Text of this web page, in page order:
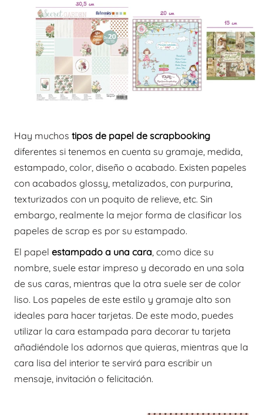
Hay muchos tipos de papel de scrapbooking
diferentes si tenemos en cuenta su gramaje, medida,
estampado, color, diseño o acabado. Existen papeles
con acabados glossy, metalizados, con purpurina,
texturizados con un poquito de relieve, etc. Sin
embargo, realmente la mejor forma de clasificar los
papeles de scrap es por su estampado.
El papel estampado a una cara, como dice su
nombre, suele estar impreso y decorado en una sola
de sus caras, mientras que la otra suele ser de color
liso. Los papeles de este estilo y gramaje alto son
ideales para hacer tarjetas. De este modo, puedes
utilizar la cara estampada para decorar tu tarjeta
añadiéndole los adornos que quieras, mientras que la
cara lisa del interior te servirá para escribir un
mensaje, invitación o felicitación.